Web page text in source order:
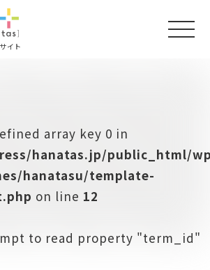
イト
array key 0 in
hanatas.jp/public_html/
hanatasu/template-
on line 12
to read property "term_id"